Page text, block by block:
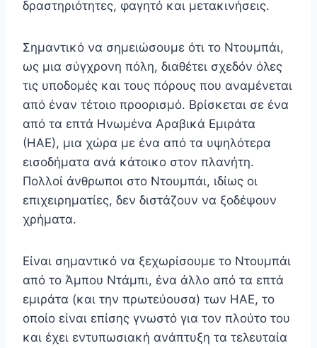
δραστηριότητες, φαγητό και μετακινήσεις.
Σημαντικό να σημειώσουμε ότι το Ντουμπάι,
ως μια σύγχρονη πόλη, διαθέτει σχεδόν όλες
τις υποδομές και τους πόρους που αναμένεται
από έναν τέτοιο προορισμό. Βρίσκεται σε ένα
από τα επτά Ηνωμένα Αραβικά Εμιράτα
(ΗΑΕ), μια χώρα με ένα από τα υψηλότερα
εισοδήματα ανά κάτοικο στον πλανήτη.
Πολλοί άνθρωποι στο Ντουμπάι, ιδίως οι
επιχειρηματίες, δεν διστάζουν να ξοδέψουν
χρήματα.
Είναι σημαντικό να ξεχωρίσουμε το Ντουμπάι
από το Άμπου Ντάμπι, ένα άλλο από τα επτά
εμιράτα (και την πρωτεύουσα) των ΗΑΕ, το
οποίο είναι επίσης γνωστό για τον πλούτο του
και έχει εντυπωσιακή ανάπτυξη τα τελευταία